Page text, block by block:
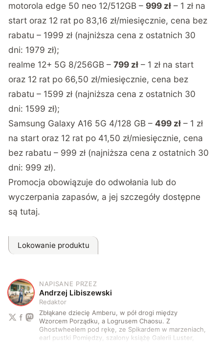
motorola edge 50 neo 12/512GB – 999 zł – 1 zł na
start oraz 12 rat po 83,16 zł/miesięcznie, cena bez
rabatu – 1999 zł (najniższa cena z ostatnich 30
dni: 1979 zł);
realme 12+ 5G 8/256GB –799 zł – 1 zł na start
oraz 12 rat po 66,50 zł/miesięcznie, cena bez
rabatu – 1599 zł (najniższa cena z ostatnich 30
dni: 1599 zł);
Samsung Galaxy A16 5G 4/128 GB –499 zł – 1 zł
na start oraz 12 rat po 41,50 zł/miesięcznie, cena
bez rabatu – 999 zł (najniższa cena z ostatnich 30
dni: 999 zł).
Promocja obowiązuje do odwołania lub do
wyczerpania zapasów, a jej szczegóły dostępne
sątutaj.
Lokowanie produktu
A
NAPISANE PRZEZ
Andrzej Libiszewski
Redaktor
Zbłąkane dziecię Amberu, w pół drogi między
Wzorcem Porządku, a Logrusem Chaosu. Z
Ghostwheelem pod rękę, ze Spikardem w marzeniach,
earl pustki Pomiędzy, szalony książę Galerii Luster,